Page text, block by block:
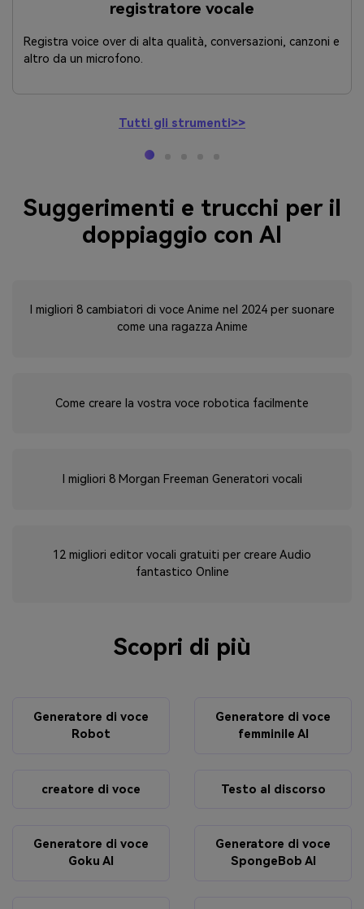
registratore vocale
Registra voice over di alta qualità, conversazioni, canzoni e
altro da un microfono.
Tutti gli strumenti>>
Suggerimenti e trucchi per il
doppiaggio con AI
I migliori 8 cambiatori di voce Anime nel 2024 per suonare
come una ragazza Anime
Come creare la vostra voce robotica facilmente
I migliori 8 Morgan Freeman Generatori vocali
12 migliori editor vocali gratuiti per creare Audio
fantastico Online
Scopri di più
Generatore di voce
Robot
Generatore di voce
femminile AI
creatore di voce Testo al discorso
Generatore di voce
Goku AI
Generatore di voce
SpongeBob AI